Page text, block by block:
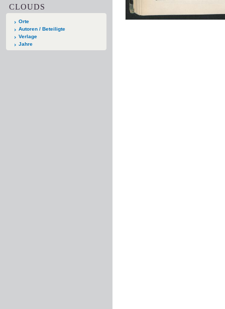
CLOUDS
Orte
Autoren / Beteiligte
Verlage
Jahre